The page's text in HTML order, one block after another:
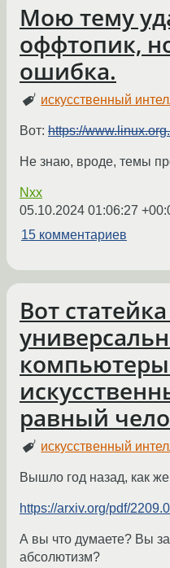
Мою тему
оффтопик,
ошибка.
искусственный
Вот: https://
Не знаю, вроде, темы
Nxx
05.10.2024 01:06:27
15 комментариев
Вот
равный
искусственный
Вышло год назад, как
https://arxiv.org/pdf/
А вы что думаете? Вы
абсолютизм?